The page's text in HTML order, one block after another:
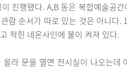
진행됐다. A,B 동은 복합예술공
람 순서가 따로 있는 것은 아니다.
적힌 네온사인에 불이 켜져 있다.
올라 문을 열면 전시실이 나오는